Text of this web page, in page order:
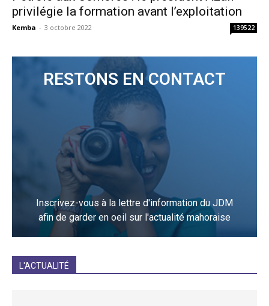
privilégie la formation avant l’exploitation
Kemba - 3 octobre 2022 139522
RESTONS EN CONTACT
Inscrivez-vous à la lettre d'information du JDM
afin de garder en oeil sur l'actualité mahoraise
L'ACTUALITÉ